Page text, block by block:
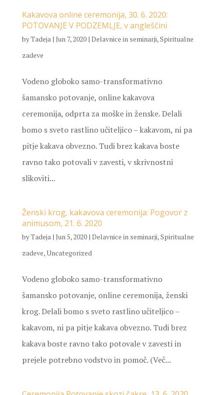
Kakavova online ceremonija, 30. 6. 2020:
POTOVANJE V PODZEMLJE, v angleščini
byTadeja| Jun 7, 2020| Delavnice in seminarji,Spiritualne
zadeve
Vodeno globoko samo-transformativno
šamansko potovanje, online kakavova
ceremonija, odprta za moške in ženske. Delali
bomo s sveto rastlino učiteljico – kakavom, ni pa
pitje kakava obvezno. Tudi brez kakava boste
ravno tako potovali v zavesti, v skrivnostni
slikoviti...
Ženski krog, kakavova ceremonija: Pogovor z
animusom, 21. 6. 2020
byTadeja| Jun 5, 2020| Delavnice in seminarji,Spiritualne
zadeve,Uncategorized
Vodeno globoko samo-transformativno
šamansko potovanje, online ceremonija, ženski
krog. Delali bomo s sveto rastlino učiteljico –
kakavom, ni pa pitje kakava obvezno. Tudi brez
kakava boste ravno tako potovale v zavesti in
prejele potrebno vodstvo in pomoč. (Več...